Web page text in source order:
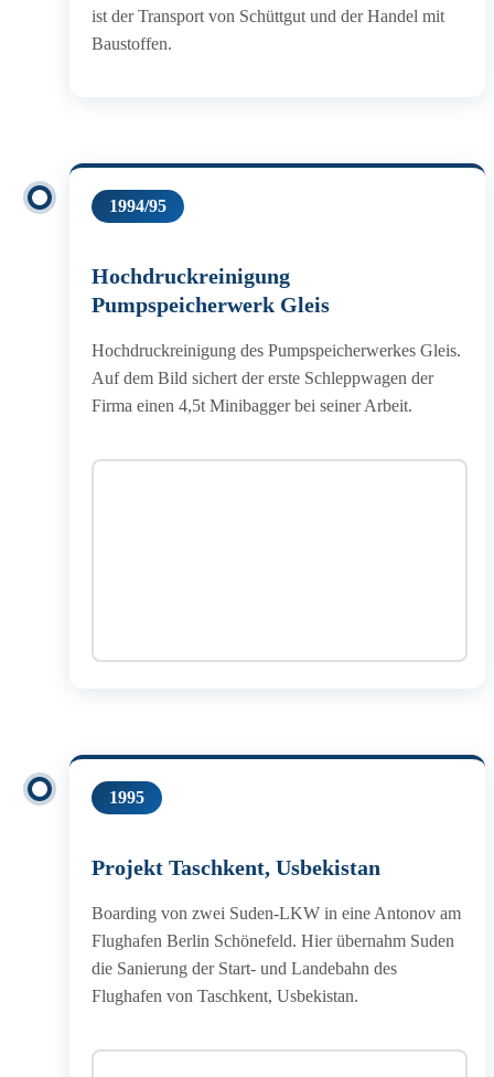
ist der Transport von Schüttgut und der Handel mit
Baustoffen.
1994/95
Hochdruckreinigung
Pumpspeicherwerk Gleis
Hochdruckreinigung des Pumpspeicherwerkes Gleis.
Auf dem Bild sichert der erste Schleppwagen der
Firma einen 4,5t Minibagger bei seiner Arbeit.
1995
Projekt Taschkent, Usbekistan
Boarding von zwei Suden-LKW in eine Antonov am
Flughafen Berlin Schönefeld. Hier übernahm Suden
die Sanierung der Start- und Landebahn des
Flughafen von Taschkent, Usbekistan.